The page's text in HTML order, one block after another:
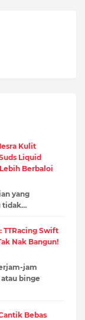
Kulit
Liquid
Berbaloi
yang
tidak…
TTRacing Swift
Nak Bangun!
jam
atau binge
Bebas